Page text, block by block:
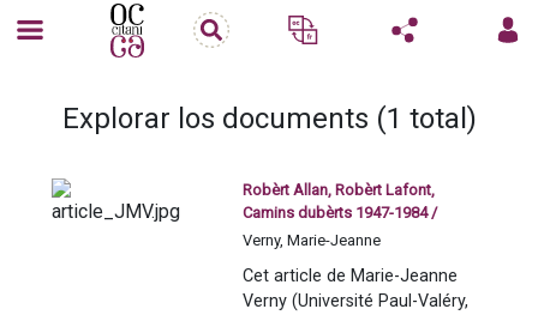
Explorar los documents (1 total)
Robèrt Allan, Robèrt Lafont,
Camins dubèrts 1947-1984 /
Maria-Joana Verny
Verny, Marie-Jeanne
Cet article de Marie-Jeanne
Verny (Université Paul-Valéry,